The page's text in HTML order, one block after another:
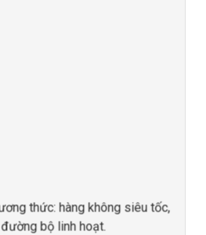
thức: hàng không siêu tốc,
bộ linh hoạt.